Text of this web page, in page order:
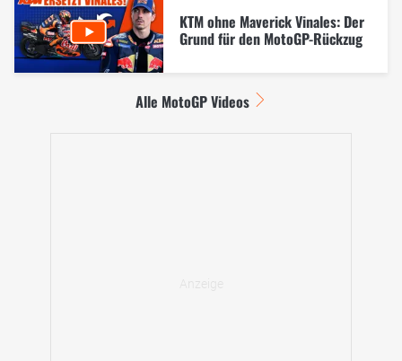
KTM ohne Maverick Vinales: Der
Grund für den MotoGP-Rückzug
Alle MotoGP Videos